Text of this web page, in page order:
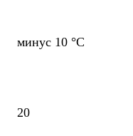
минус 10 °С
20